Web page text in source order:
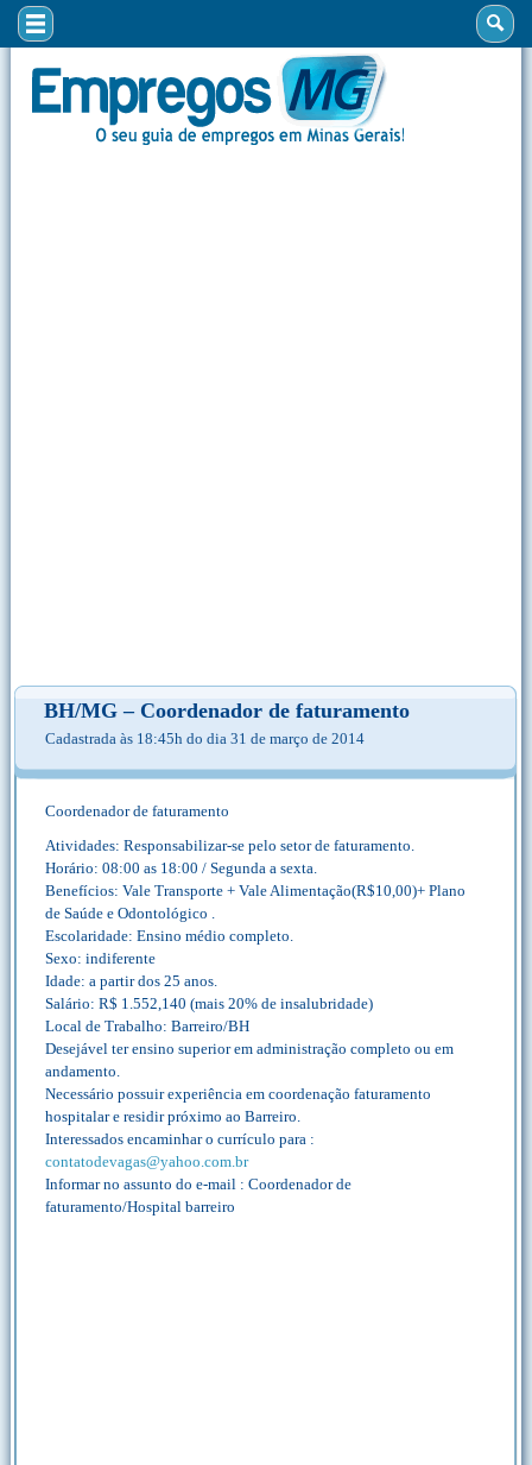
BH/MG – Coordenador de faturamento
Cadastrada às 18:45h do dia 31 de março de 2014
Coordenador de faturamento
Atividades: Responsabilizar-se pelo setor de faturamento.
Horário: 08:00 as 18:00 / Segunda a sexta.
Benefícios: Vale Transporte + Vale Alimentação(R$10,00)+ Plano
de Saúde e Odontológico .
Escolaridade: Ensino médio completo.
Sexo: indiferente
Idade: a partir dos 25 anos.
Salário: R$ 1.552,140 (mais 20% de insalubridade)
Local de Trabalho: Barreiro/BH
Desejável ter ensino superior em administração completo ou em
andamento.
Necessário possuir experiência em coordenação faturamento
hospitalar e residir próximo ao Barreiro.
Interessados encaminhar o currículo para :
contatodevagas@yahoo.com.br
Informar no assunto do e-mail : Coordenador de
faturamento/Hospital barreiro